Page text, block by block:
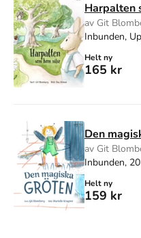
Harpalten
av Git
Inbunden,
Helt ny
165 kr
Den
av Git
Inbunden,
Helt ny
159 kr